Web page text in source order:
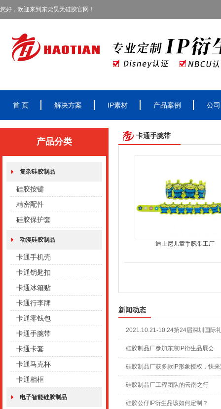
您好，欢迎来到东莞昊天硅胶官网！
首 页 解决方案 IP素材 产品案例 公
产品分类
复杂硅胶制品
硅胶按键
精密配件
硅胶保护套
动漫硅胶制品
卡通手机壳
卡通钥匙扣
卡通冰箱贴
卡通行李牌
卡通零钱包
卡通手腕带
卡通卡套
卡通马克杯
卡通相框
电子智能硅胶制品
卡通手腕带
迪士尼儿童手腕带工厂
新闻动态
2021.10.21-10.24第24届深圳国际
硅胶制品厂参加东京IP衍生品展会
硅胶制品厂获多款IP形象授权，快
硅胶制品厂工程团队的云南之行
硅胶公仔IP衍生品该如何定制？